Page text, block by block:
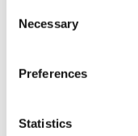
Selection
Necessary
Preferences
Statistics